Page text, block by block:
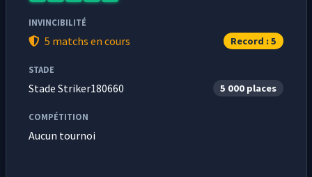
INVINCIBILITÉ
5 matchs en cours Record : 5
STADE
Stade Striker180660 5 000 places
COMPÉTITION
Aucun tournoi